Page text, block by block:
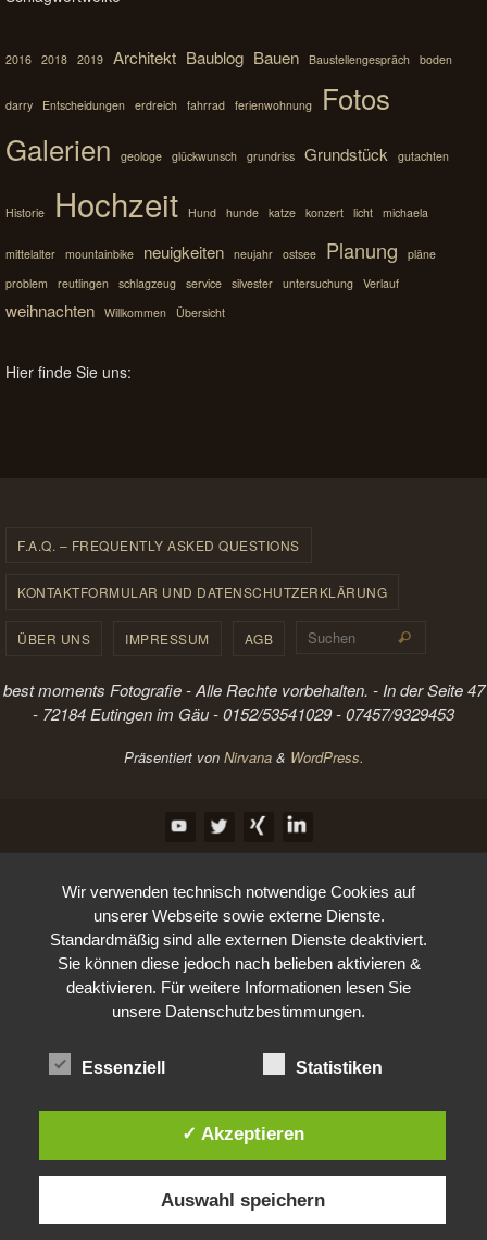
2016 2018 2019 Architekt Baublog Bauen Baustellengespräch boden
darry Entscheidungen erdreich fahrrad ferienwohnung
Fotos
Galerien
geologe glückwunsch grundriss Grundstück gutachten
Historie Hochzeit Hund hunde katze konzert licht michaela
mittelalter mountainbike neuigkeiten neujahr ostsee Planung
pläne
problem
reutlingen schlagzeug service silvester untersuchung Verlauf
weihnachten Willkommen Übersicht
Hier finde Sie uns:
F.A.Q. – FREQUENTLY ASKED QUESTIONS
KONTAKTFORMULAR UND DATENSCHUTZERKLÄRUNG
ÜBER UNS IMPRESSUM AGB Suchen
best moments Fotografie - Alle Rechte vorbehalten. - In der Seite 47
- 72184 Eutingen im Gäu - 0152/53541029 - 07457/9329453
Präsentiert von Nirvana& WordPress.
Wir verwenden technisch notwendige Cookies auf
unserer Webseite sowie externe Dienste.
Standardmäßig sind alle externen Dienste deaktiviert.
Sie können diese jedoch nach belieben aktivieren &
deaktivieren. Für weitere Informationen lesen Sie
unsere Datenschutzbestimmungen.
Essenziell Statistiken
✓ Akzeptieren
Auswahl speichern